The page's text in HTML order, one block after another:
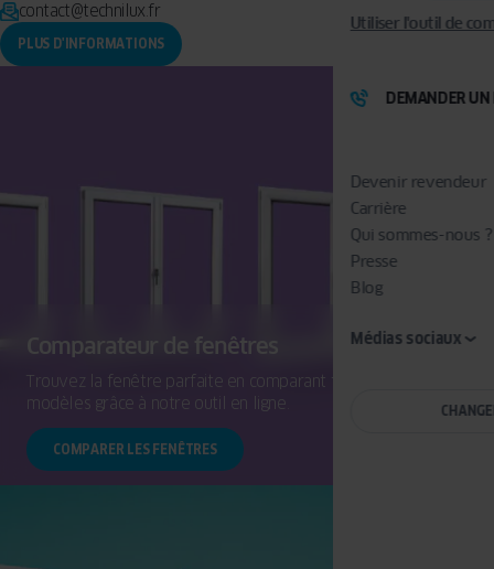
Utiliser l'outil de
DEMANDER UN
Devenir revendeur
Carrière
Qui sommes-nous ?
Presse
Blog
Médias sociaux
contact@technilux.fr
PLUS D'INFORMATIONS
Comparateur de fenêtres
Trouvez la fenêtre parfaite en comparant facilement les
modèles grâce à notre outil en ligne.
COMPARER LES FENÊTRES